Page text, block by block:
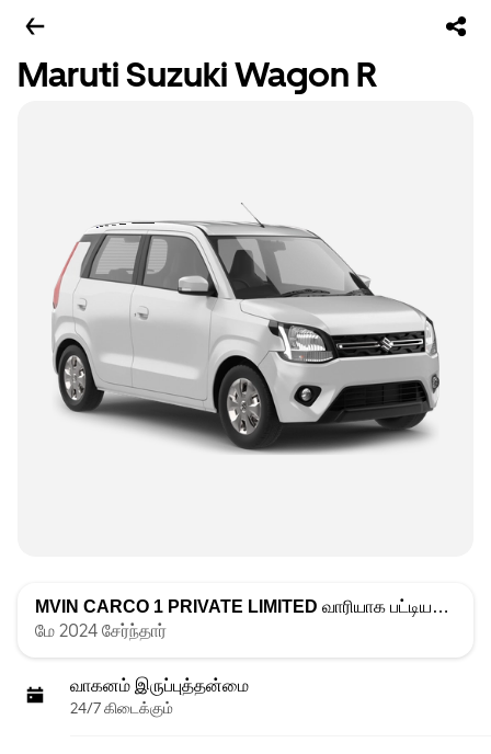
Maruti Suzuki Wagon R
MVIN CARCO 1 PRIVATE LIMITED வாரியாக பட்டியலிடப்பட்டது
மே 2024 சேர்ந்தார்
வாகனம் இருப்புத்தன்மை
24/7 கிடைக்கும்